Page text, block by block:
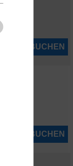
JETZT BUCHEN
JETZT BUCHEN